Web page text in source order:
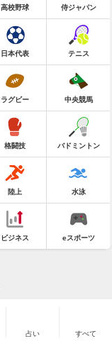
高校野球 侍ジャパン
日本代表 テニス
ラグビー 中央競馬
格闘技 バドミントン
陸上 水泳
ビジネス eスポーツ
占い すべて